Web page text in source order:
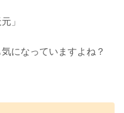
」
になっていますよね？